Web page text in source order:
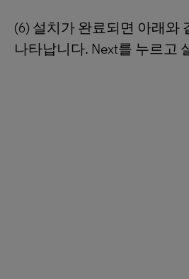
(6) 설치가 완료되면 아래와
나타납니다. Next를 누르고